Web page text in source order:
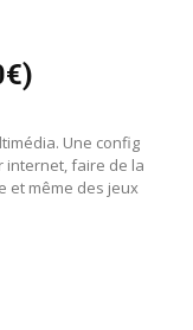
Une config
faire de la
et même des jeux